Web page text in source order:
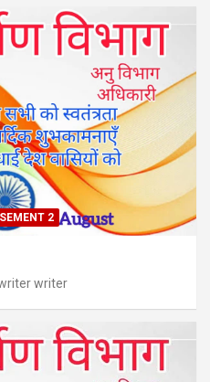
2
writer